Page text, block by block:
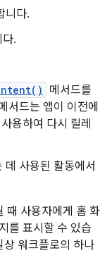
니다.
.
메서드를
서드는 앱이 이전에
용하여 다시 릴레
데 사용된 활동에서
때 사용자에게 홈 화
를 표시할 수 있습
상 워크플로의 하나